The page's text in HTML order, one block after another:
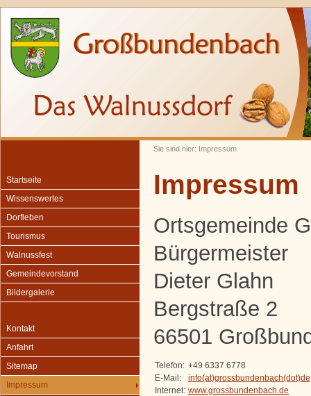
Sie sind hier: Impressum
Startseite
Wissenswertes
Dorfleben
Tourismus
Walnussfest
Gemeindevorstand
Bildergalerie
Kontakt
Anfahrt
Sitemap
Impressum
Impressum
Ortsgemeinde
Bürgermeister
Dieter Glahn
Bergstraße 2
66501
Telefon: +49 6337 6778
E-Mail:
info(at)grossbundenbach(dot)de
Internet: www.grossbundenbach.de